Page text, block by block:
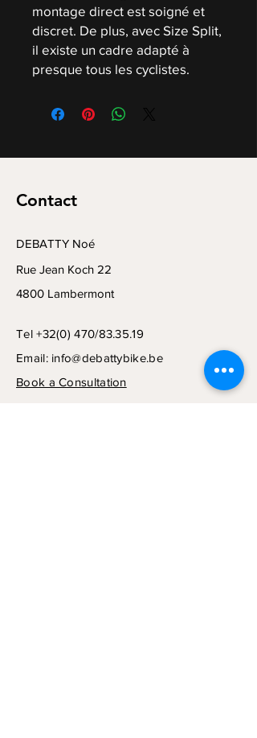
montage direct est soigné et
discret. De plus, avec Size Split,
il existe un cadre adapté à
presque tous les cyclistes.
Contact
DEBATTY Noé
Rue Jean Koch 22
4800 Lambermont
Tel +32(0) 470/83.35.19
Email: info@debattybike.be
Book a Consultation